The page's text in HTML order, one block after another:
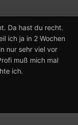
Da hast du recht.
ich ja in 2 Wochen
nur sehr viel vor
muß mich mal
ich.